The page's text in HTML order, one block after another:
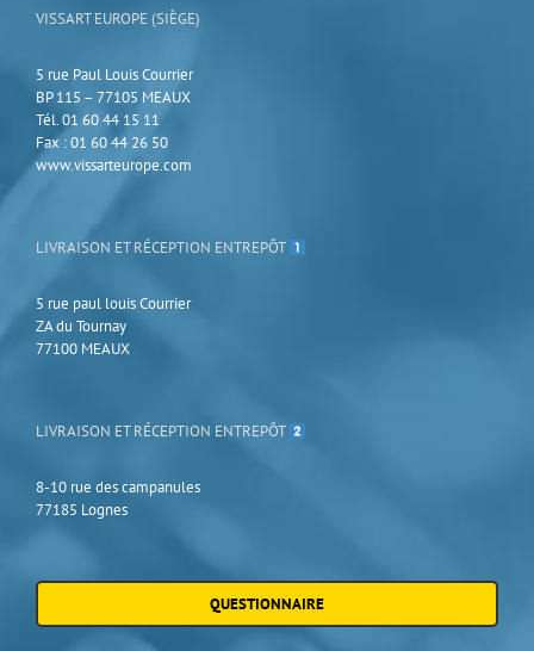
VISSART EUROPE (SIÈGE)
5 rue Paul Louis Courrier
BP 115 – 77105 MEAUX
Tél. 01 60 44 15 11
Fax : 01 60 44 26 50
www.vissarteurope.com
LIVRAISON ET RÉCEPTION ENTREPÔT
5 rue paul louis Courrier
ZA du Tournay
77100 MEAUX
LIVRAISON ET RÉCEPTION ENTREPÔT
8-10 rue des campanules
77185 Lognes
QUESTIONNAIRE